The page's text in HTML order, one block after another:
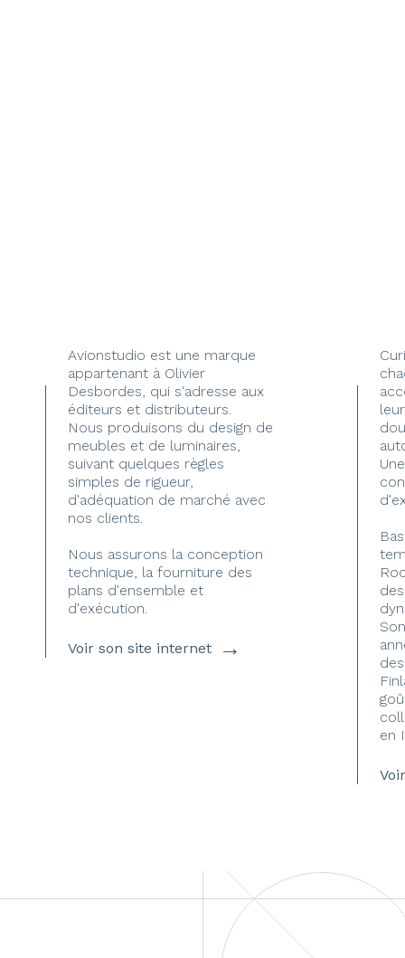
Avionstudio est une marque
appartenant à Olivier
Desbordes, qui s'adresse aux
éditeurs et distributeurs.
Nous produisons du design de
meubles et de luminaires,
suivant quelques règles
simples de rigueur,
d'adéquation de marché avec
nos clients.
Nous assurons la conception
technique, la fourniture des
plans d'ensemble et
d'exécution.
Voir son site internet →
en